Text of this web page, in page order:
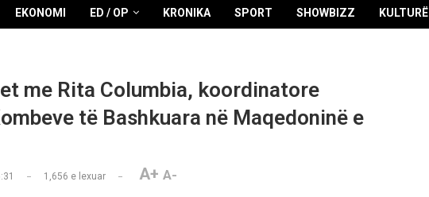
EKONOMI ED / OP KRONIKA SPORT SHOWBIZZ KULTURË
me Rita Columbia, koordinatore
të Bashkuara në Maqedoninë e
1,656 e lexuar A+ A-